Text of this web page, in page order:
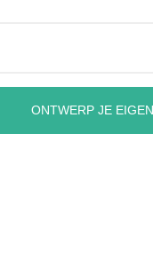
ONTWERP JE